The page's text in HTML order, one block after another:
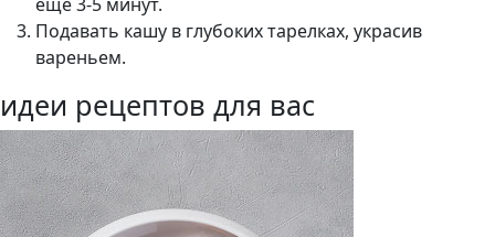
Подавать кашу в глубоких тарелках, украсив
вареньем.
идеи рецептов для вас